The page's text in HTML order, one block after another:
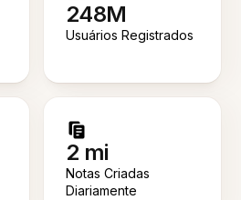
248M
Usuários Registrados
2 mi
Notas Criadas
Diariamente